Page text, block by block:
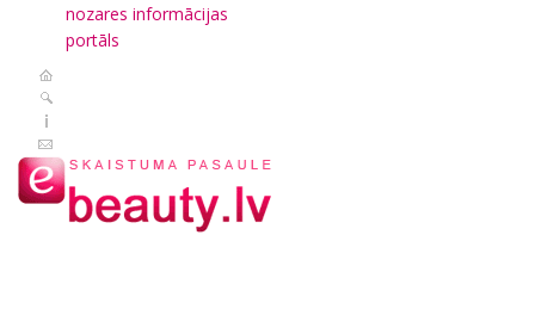
nozares informācijas
portāls